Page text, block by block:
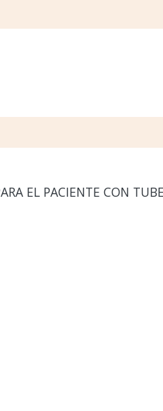
EL PACIENTE CON